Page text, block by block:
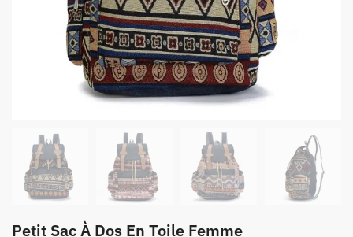
Petit Sac À Dos En Toile Femme